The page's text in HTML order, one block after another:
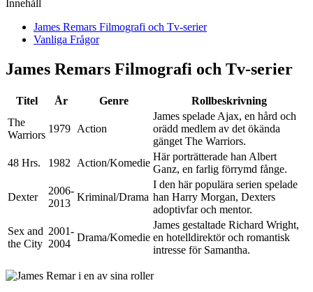
Innehåll
James Remars Filmografi och Tv-serier
Vanliga Frågor
James Remars Filmografi och Tv-serier
Titel År Genre
Rollbeskrivning
The
Warriors
1979 Action
James spelade Ajax, en hård och
orädd medlem av det ökända
gänget The Warriors.
48 Hrs.
1982 Action/Komedie
Här porträtterade han Albert
Ganz, en farlig förrymd fånge.
Dexter
2006-
2013
Kriminal/Drama
I den här populära serien spelade
han Harry Morgan, Dexters
adoptivfar och mentor.
Sex and
the City
2001-
2004
Drama/Komedie
James gestaltade Richard Wright,
en hotelldirektör och romantisk
intresse för Samantha.